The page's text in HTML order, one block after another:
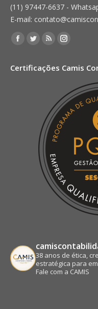
(11) 97447-6637 -
E-mail:
Encontre-nos em:
Facebook
opens
Twitter
opens
window
Rss
opens
new
window
Instagram
opens
new
window
Certificações Camis
38 anos de ética,
estratégica para
Fale com a CAMIS